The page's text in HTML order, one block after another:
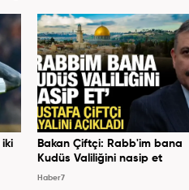
Bakan Çiftçi: Rabb'im bana
Kudüs Valiliğini nasip et
Haber7